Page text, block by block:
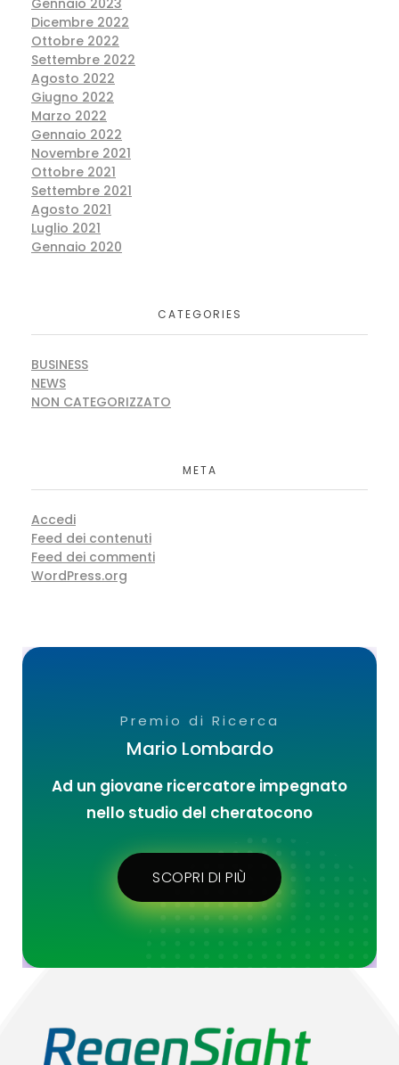
Dicembre 2022
Ottobre 2022
Settembre 2022
Agosto 2022
Giugno 2022
Marzo 2022
Gennaio 2022
Novembre 2021
Ottobre 2021
Settembre 2021
Agosto 2021
Luglio 2021
Gennaio 2020
CATEGORIES
BUSINESS
NEWS
NON CATEGORIZZATO
META
Accedi
Feed dei contenuti
Feed dei commenti
WordPress.org
Premio di Ricerca
Mario Lombardo
Ad un giovane ricercatore impegnato
nello studio del cheratocono
SCOPRI DI PIÙ